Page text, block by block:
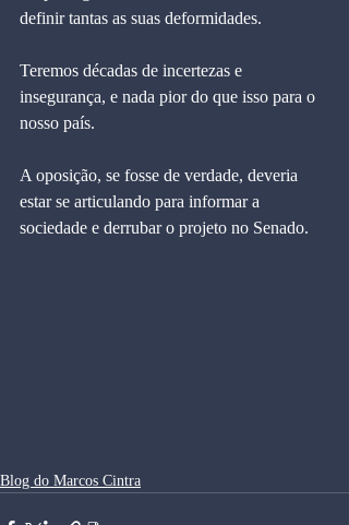
definir tantas as suas deformidades.
Teremos décadas de incertezas e
insegurança, e nada pior do que isso para o
nosso país.
A oposição, se fosse de verdade, deveria
estar se articulando para informar a
sociedade e derrubar o projeto no Senado.
Blog do Marcos Cintra